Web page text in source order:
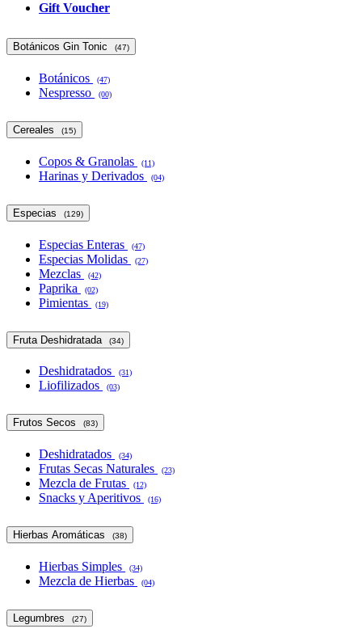
Gift Voucher
Botánicos Gin Tonic (47)
Botánicos (47)
Nespresso (00)
Cereales (15)
Copos & Granolas (11)
Harinas y Derivados (04)
Especias (129)
Especias Enteras (47)
Especias Molidas (27)
Mezclas (42)
Paprika (02)
Pimientas (19)
Fruta Deshidratada (34)
Deshidratados (31)
Liofilizados (03)
Frutos Secos (83)
Deshidratados (34)
Frutas Secas Naturales (23)
Mezcla de Frutas (12)
Snacks y Aperitivos (16)
Hierbas Aromáticas (38)
Hierbas Simples (34)
Mezcla de Hierbas (04)
Legumbres (27)